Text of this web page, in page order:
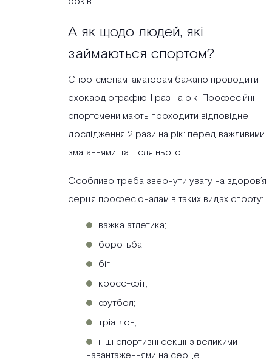
А як щодо людей, які
займаються спортом?
Спортсменам-аматорам бажано проводити
ехокардіографію 1 раз на рік. Професійні
спортсмени мають проходити відповідне
дослідження 2 рази на рік: перед важливими
змаганнями, та після нього.
Особливо треба звернути увагу на здоров’я
серця професіоналам в таких видах спорту:
важка атлетика;
боротьба;
біг;
кросс-фіт;
футбол;
тріатлон;
інші спортивні секції з великими
навантаженнями на серце.